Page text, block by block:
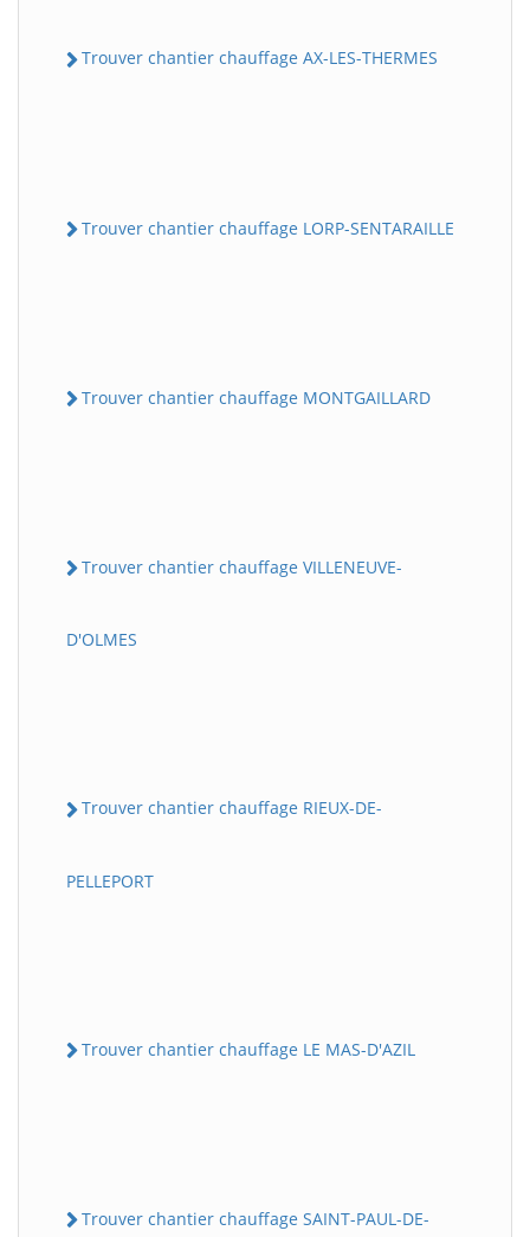
Trouver chantier chauffage AX-LES-THERMES
Trouver chantier chauffage LORP-SENTARAILLE
Trouver chantier chauffage MONTGAILLARD
Trouver chantier chauffage VILLENEUVE-
D'OLMES
Trouver chantier chauffage RIEUX-DE-
PELLEPORT
Trouver chantier chauffage LE MAS-D'AZIL
Trouver chantier chauffage SAINT-PAUL-DE-